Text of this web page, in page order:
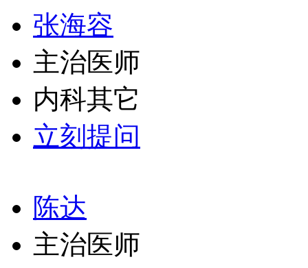
张海容
主治医师
内科其它
立刻提问
陈达
主治医师